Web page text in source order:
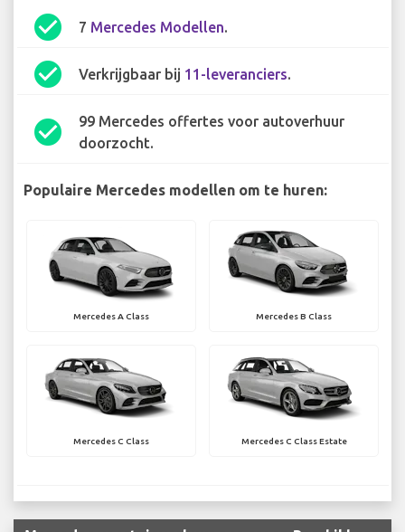
check_circle 7 Mercedes Modellen.
check_circle Verkrijgbaar bij 11-leveranciers.
check_circle
99 Mercedes offertes voor autoverhuur
doorzocht.
Populaire Mercedes modellen om te huren:
Mercedes A Class Mercedes B Class
Mercedes C Class Mercedes C Class Estate